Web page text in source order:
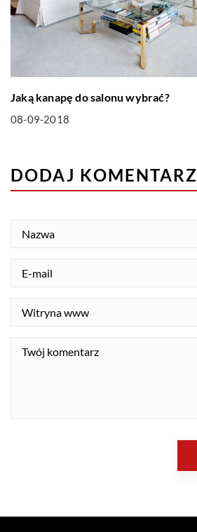
Jaką kanapę do salonu wybrać?
08-09-2018
DODAJ KOMENTARZ